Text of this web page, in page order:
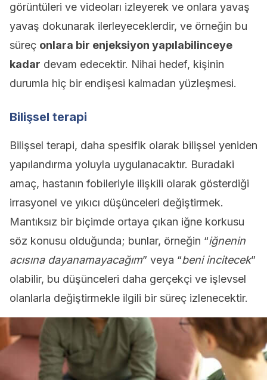
görüntüleri ve videoları izleyerek ve onlara yavaş
yavaş dokunarak ilerleyeceklerdir, ve örneğin bu
süreç onlara bir enjeksiyon yapılabilinceye
kadar devam edecektir. Nihai hedef, kişinin
durumla hiç bir endişesi kalmadan yüzleşmesi.
Bilişsel terapi
Bilişsel terapi, daha spesifik olarak bilişsel yeniden
yapılandırma yoluyla uygulanacaktır. Buradaki
amaç, hastanın fobileriyle ilişkili olarak gösterdiği
irrasyonel ve yıkıcı düşünceleri değiştirmek.
Mantıksız bir biçimde ortaya çıkan iğne korkusu
söz konusu olduğunda; bunlar, örneğin “iğnenin
acısına dayanamayacağım” veya “beni incitecek”
olabilir, bu düşünceleri daha gerçekçi ve işlevsel
olanlarla değiştirmekle ilgili bir süreç izlenecektir.